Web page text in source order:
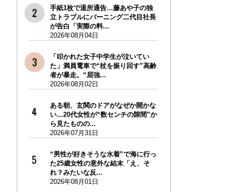
手紙1枚で退所通告…藤あや子の独
立トラブルにバーニング二代目社長
が告白「実際の料...
2026年08月04日
「叩かれた女子中学生が泣いてい
た」満員電車で“杖を振り回す”高齢
者が暴走。“屈強...
2026年08月02日
ある朝、玄関のドアがなぜか開かな
い…20代女性が“数センチの隙間”か
ら見たものの...
2026年07月31日
“男性が好きそうな水着”で海に行っ
た25歳女性の意外な結末「え、そ
れ？みたいな反...
2026年08月01日